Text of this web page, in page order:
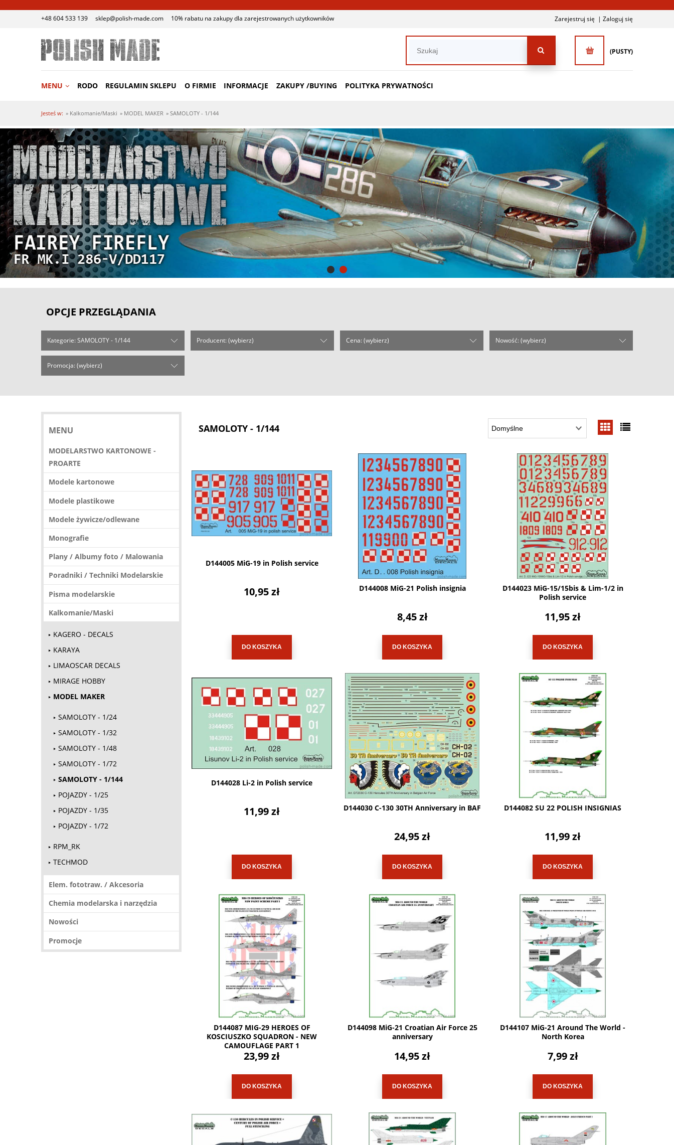
Zarejestruj się Zaloguj się
+48 604 533 139 sklep@polish-made.com 10% rabatu na zakupy dla zarejestrowanych użytkowników
(PUSTY)
MENU RODO REGULAMIN SKLEPU O FIRMIE INFORMACJE ZAKUPY /BUYING POLITYKA PRYWATNOŚCI
Jesteś w: » Kalkomanie/Maski » MODEL MAKER » SAMOLOTY - 1/144
OPCJE PRZEGLĄDANIA
Kategorie: SAMOLOTY - 1/144 Producent: (wybierz) Cena: (wybierz) Nowość: (wybierz)
Promocja: (wybierz)
MENU
MODELARSTWO KARTONOWE -
PROARTE
Modele kartonowe
Modele plastikowe
Modele żywicze/odlewane
Monografie
Plany / Albumy foto / Malowania
Poradniki / Techniki Modelarskie
Pisma modelarskie
Kalkomanie/Maski
KAGERO - DECALS
KARAYA
LIMAOSCAR DECALS
MIRAGE HOBBY
MODEL MAKER
SAMOLOTY - 1/24
SAMOLOTY - 1/32
SAMOLOTY - 1/48
SAMOLOTY - 1/72
SAMOLOTY - 1/144
POJAZDY - 1/25
POJAZDY - 1/35
POJAZDY - 1/72
RPM_RK
TECHMOD
Elem. fototraw. / Akcesoria
Chemia modelarska i narzędzia
Nowości
Promocje
SAMOLOTY - 1/144
D144005 MiG-19 in Polish service
10,95 zł
DO KOSZYKA
D144008 MiG-21 Polish insignia
8,45 zł
DO KOSZYKA
D144023 MiG-15/15bis & Lim-1/2 in
Polish service
11,95 zł
DO KOSZYKA
D144028 Li-2 in Polish service
11,99 zł
DO KOSZYKA
D144030 C-130 30TH Anniversary in BAF
24,95 zł
DO KOSZYKA
D144082 SU 22 POLISH INSIGNIAS
11,99 zł
DO KOSZYKA
D144087 MIG-29 HEROES OF
KOSCIUSZKO SQUADRON - NEW
CAMOUFLAGE PART 1
23,99 zł
DO KOSZYKA
D144098 MiG-21 Croatian Air Force 25
anniversary
14,95 zł
DO KOSZYKA
D144107 MiG-21 Around The World -
North Korea
7,99 zł
DO KOSZYKA